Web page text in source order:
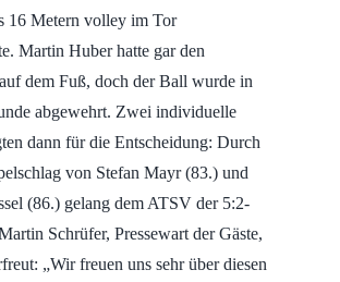
16 Metern volley im Tor
Martin Huber hatte gar den
dem Fuß, doch der Ball wurde in
abgewehrt. Zwei individuelle
dann für die Entscheidung: Durch
von Stefan Mayr (83.) und
(86.) gelang dem ATSV der 5:2-
Schrüfer, Pressewart der Gäste,
„Wir freuen uns sehr über diesen